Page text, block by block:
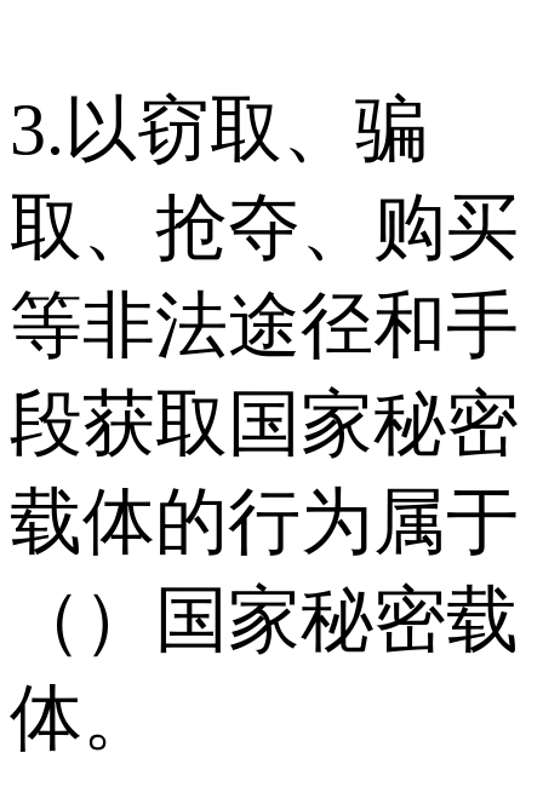
3.以窃取、骗
取、抢夺、购买
等非法途径和手
段获取国家秘密
载体的行为属于
（）国家秘密载
体。